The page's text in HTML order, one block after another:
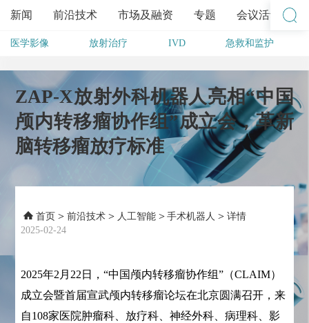
新闻 前沿技术 市场及融资 专题 会议活动
医学影像 放射治疗 IVD 急救和监护
ZAP-X放射外科机器人亮相“中国
颅内转移瘤协作组”成立会，革新
脑转移瘤放疗标准
首页 > 前沿技术 > 人工智能 > 手术机器人 > 详情
2025-02-24
2025年2月22日，“中国颅内转移瘤协作组”（CLAIM）
成立会暨首届宣武颅内转移瘤论坛在北京圆满召开，来
自108家医院肿瘤科、放疗科、神经外科、病理科、影